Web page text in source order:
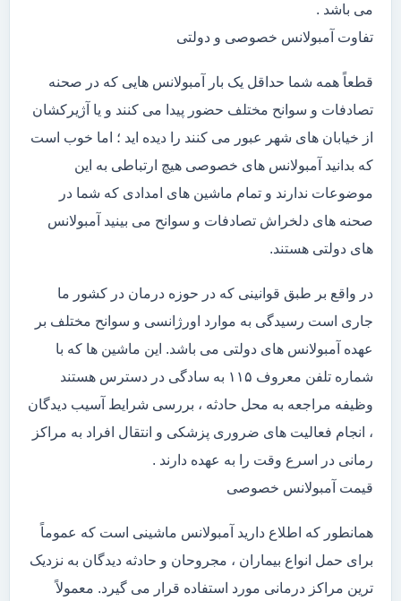
می باشد .
تفاوت آمبولانس خصوصی و دولتی
قطعاً همه شما حداقل یک بار آمبولانس هایی که در صحنه
تصادفات و سوانح مختلف حضور پیدا می کنند و یا آژیرکشان
از خیابان های شهر عبور می کنند را دیده اید ؛ اما خوب است
که بدانید آمبولانس های خصوصی هیچ ارتباطی به این
موضوعات ندارند و تمام ماشین های امدادی که شما در
صحنه های دلخراش تصادفات و سوانح می بینید آمبولانس
های دولتی هستند.
در واقع بر طبق قوانینی که در حوزه درمان در کشور ما
جاری است رسیدگی به موارد اورژانسی و سوانح مختلف بر
عهده آمبولانس های دولتی می باشد. این ماشین ها که با
شماره تلفن معروف ۱۱۵ به سادگی در دسترس هستند
وظیفه مراجعه به محل حادثه ، بررسی شرایط آسیب دیدگان
، انجام فعالیت های ضروری پزشکی و انتقال افراد به مراکز
رمانی در اسرع وقت را به عهده دارند .
قیمت آمبولانس خصوصی
همانطور که اطلاع دارید آمبولانس ماشینی است که عموماً
برای حمل انواع بیماران ، مجروحان و حادثه دیدگان به نزدیک
ترین مراکز درمانی مورد استفاده قرار می گیرد. معمولاً